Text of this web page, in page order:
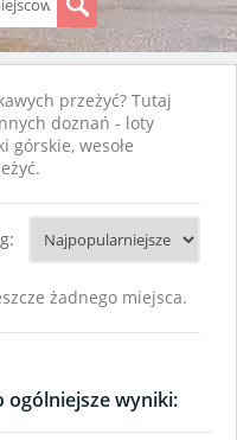
przeżyć? Tutaj
doznań - loty
górskie, wesołe
żadnego miejsca.
ogólniejsze wyniki: